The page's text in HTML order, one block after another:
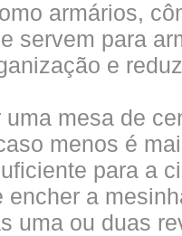
armários,
servem para
e
mesa de
menos é
para a
encher a
uma ou duas